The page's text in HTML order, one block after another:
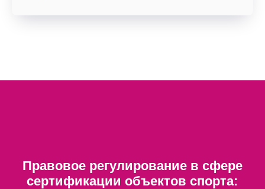
Правовое регулирование в сфере
сертификации объектов спорта: